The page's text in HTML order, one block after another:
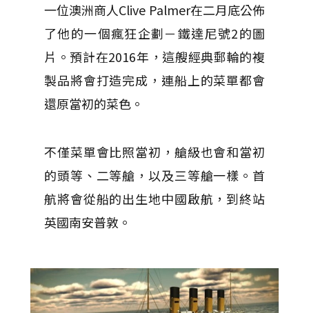
一位澳洲商人Clive Palmer在二月底公佈
了他的一個瘋狂企劃－鐵達尼號2的圖
片。預計在2016年，這艘經典郵輪的複
製品將會打造完成，連船上的菜單都會
還原當初的菜色。
不僅菜單會比照當初，艙級也會和當初
的頭等、二等艙，以及三等艙一樣。首
航將會從船的出生地中國啟航，到終站
英國南安普敦。